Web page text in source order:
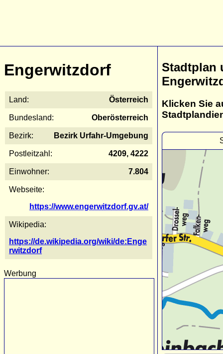
Engerwitzdorf
Land: Österreich
Bundesland: Oberösterreich
Bezirk: Bezirk Urfahr-Umgebung
Postleitzahl: 4209, 4222
Einwohner: 7.804
Webseite:
https://www.engerwitzdorf.gv.at/
Wikipedia:
https://de.wikipedia.org/wiki/de:Enge
rwitzdorf
Werbung
Stadtplan
Klicken Sie